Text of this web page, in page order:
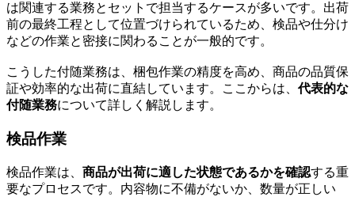
は関連する業務とセットで担当するケースが多いです。出荷
前の最終工程として位置づけられているため、検品や仕分け
などの作業と密接に関わることが一般的です。
こうした付随業務は、梱包作業の精度を高め、商品の品質保
証や効率的な出荷に直結しています。ここからは、代表的な
付随業務について詳しく解説します。
検品作業
検品作業は、 商品が出荷に適した状態であるかを確認する重
要なプロセスです。内容物に不備がないか、数量が正しい